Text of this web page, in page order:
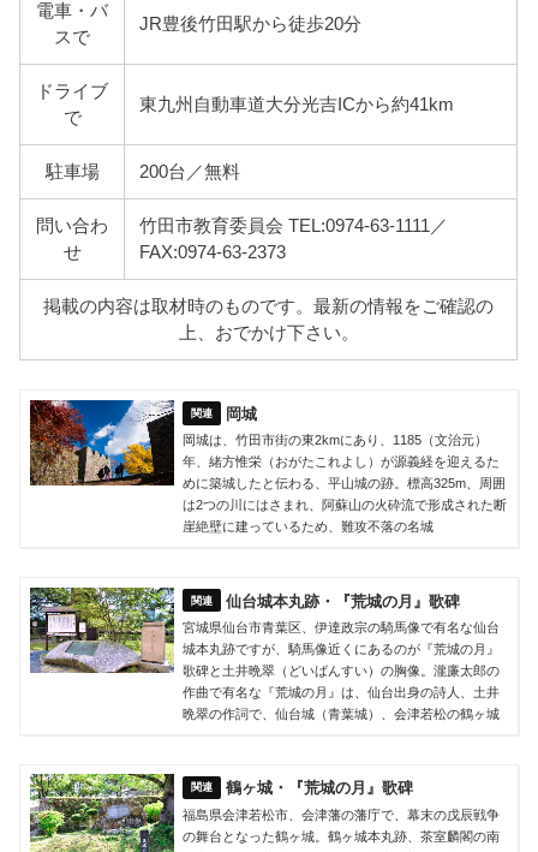
電車・バ
スで
JR豊後竹田駅から徒歩20分
ドライブ
で
東九州自動車道大分光吉ICから約41km
駐車場 200台／無料
問い合わ
せ
竹田市教育委員会 TEL:0974-63-1111／
FAX:0974-63-2373
掲載の内容は取材時のものです。最新の情報をご確認の
上、おでかけ下さい。
岡城
岡城は、竹田市街の東2kmにあり、1185（文治元）
年、緒方惟栄（おがたこれよし）が源義経を迎えるた
めに築城したと伝わる、平山城の跡。標高325m、周囲
は2つの川にはさまれ、阿蘇山の火砕流で形成された断
崖絶壁に建っているため、難攻不落の名城
仙台城本丸跡・『荒城の月』歌碑
宮城県仙台市青葉区、伊達政宗の騎馬像で有名な仙台
城本丸跡ですが、騎馬像近くにあるのが『荒城の月』
歌碑と土井晩翠（どいばんすい）の胸像。瀧廉太郎の
作曲で有名な『荒城の月』は、仙台出身の詩人、土井
晩翠の作詞で、仙台城（青葉城）、会津若松の鶴ヶ城
鶴ヶ城・『荒城の月』歌碑
福島県会津若松市、会津藩の藩庁で、幕末の戊辰戦争
の舞台となった鶴ヶ城。鶴ヶ城本丸跡、茶室麟閣の南